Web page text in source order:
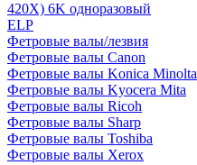
420X) 6K одноразовый
ELP
Фетровые валы/лезвия
Фетровые валы Canon
Фетровые валы Konica Minolta
Фетровые валы Kyocera Mita
Фетровые валы Ricoh
Фетровые валы Sharp
Фетровые валы Toshiba
Фетровые валы Xerox